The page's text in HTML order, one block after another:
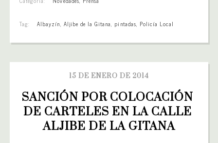
Tag: Albayzín, Aljibe de la Gitana, pintadas, Policía Local
15 DE ENERO DE 2014
SANCIÓN POR COLOCACIÓN
DE CARTELES EN LA CALLE
ALJIBE DE LA GITANA